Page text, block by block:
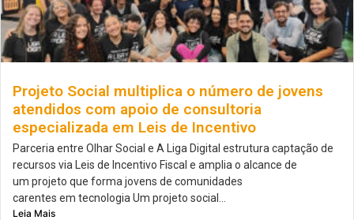
Projeto Social multiplica o número de jovens
atendidos com apoio de consultoria
especializada em Leis de Incentivo
Parceria entre Olhar Social e A Liga Digital estrutura captação de
recursos via Leis de Incentivo Fiscal e amplia o alcance de
um projeto que forma jovens de comunidades
carentes em tecnologia Um projeto social...
Leia Mais